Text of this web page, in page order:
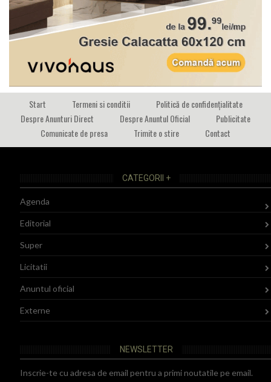
Start Termeni si conditii
Politică de confidențialitate
Despre Anunturi Direct
Despre Anuntul Oficial
Publicitate
Comunicate de presa
Trimite o stire Contact
CATEGORII +
Agenda
Editorial
Super
Licitatii
Anuntul oficial
Externe
NEWSLETTER
Inscrie-te cu adresa de email pentru a primi noutatile pe email.